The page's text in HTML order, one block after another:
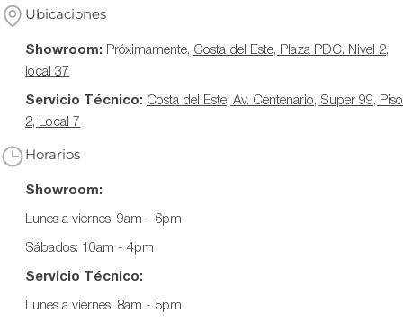
Ubicaciones
Showroom: Próximamente, Costa del Este, Plaza PDC. Nivel 2,
local 37
Servicio Técnico: Costa del Este, Av. Centenario, Super 99, Piso
2, Local 7
Horarios
Showroom:
Lunes a viernes: 9am - 6pm
Sábados: 10am - 4pm
Servicio Técnico:
Lunes a viernes: 8am - 5pm